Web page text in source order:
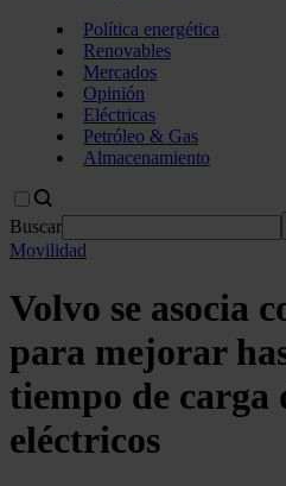
Política energética
Renovables
Mercados
Opinión
Eléctricas
Petróleo & Gas
Almacenamiento
Buscar
Movilidad
Volvo se asocia
para mejorar
tiempo de carga
eléctricos